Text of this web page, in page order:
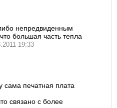
непредвиденным
большая часть тепла
19:33
сама печатная плата
связано с более